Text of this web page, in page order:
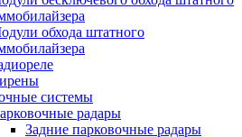
обхода штатного
системы
радары
Задние парковочные радары